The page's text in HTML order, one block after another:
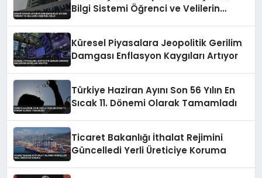
Bilgi Sistemi Öğrenci ve Velilerin
Küresel Piyasalara Jeopolitik Gerilim
Damgası Enflasyon Kaygıları Artıyor
Türkiye Haziran Ayını Son 56 Yılın En
Sıcak 11. Dönemi Olarak Tamamladı
Ticaret Bakanlığı İthalat Rejimini
Güncelledi Yerli Üreticiye Koruma